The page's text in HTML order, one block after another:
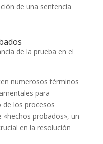
de una sentencia
de la prueba en el
numerosos términos
para
de los procesos
«hechos probados», un
en la resolución